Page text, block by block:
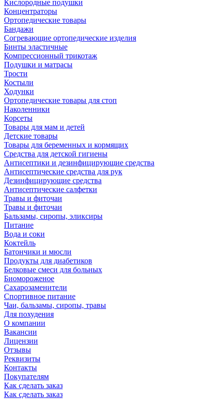
Кислородные подушки
Концентраторы
Ортопедические товары
Бандажи
Согревающие ортопедические изделия
Бинты эластичные
Компрессионный трикотаж
Подушки и матрасы
Трости
Костыли
Ходунки
Ортопедические товары для стоп
Наколенники
Корсеты
Товары для мам и детей
Детские товары
Товары для беременных и кормящих
Средства для детской гигиены
Антисептики и дезинфицирующие средства
Антисептические средства для рук
Дезинфицирующие средства
Антисептические салфетки
Травы и фиточаи
Травы и фиточаи
Бальзамы, сиропы, эликсиры
Питание
Вода и соки
Коктейль
Батончики и мюсли
Продукты для диабетиков
Белковые смеси для больных
Биомороженое
Сахарозаменители
Спортивное питание
Чаи, бальзамы, сиропы, травы
Для похудения
О компании
Вакансии
Лицензии
Отзывы
Реквизиты
Контакты
Покупателям
Как сделать заказ
Как сделать заказ